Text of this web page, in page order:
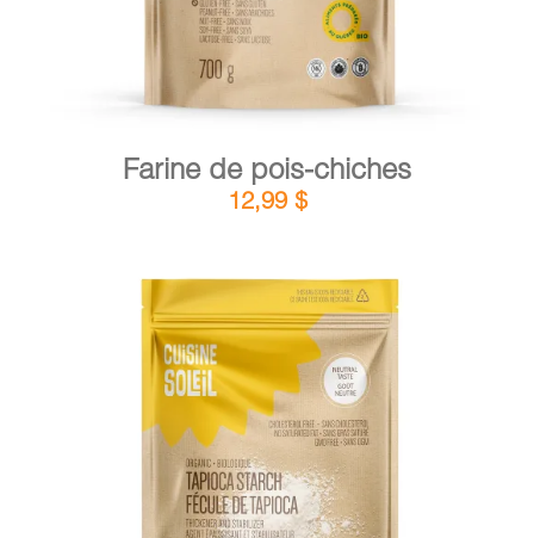
Farine de pois-chiches
12,99 $
AJOUTER AU PANIER DÉTAILS